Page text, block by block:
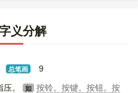
义分解
总笔画
9
压。 如
按铃。按键。按钮。按